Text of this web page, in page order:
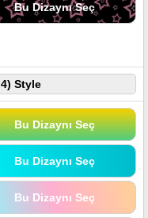
Bu Dizaynı Seç
Style
Bu Dizaynı Seç
Bu Dizaynı Seç
Bu Dizaynı Seç